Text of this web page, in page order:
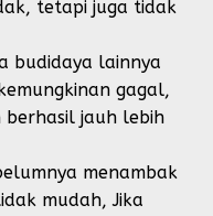
tetapi juga tidak
budidaya lainnya
gagal,
berhasil jauh lebih
menambak
mudah, Jika